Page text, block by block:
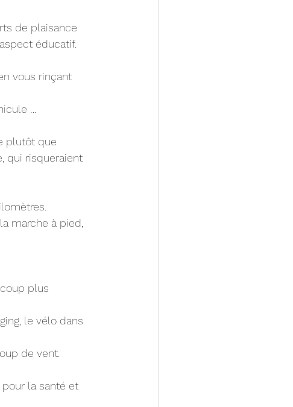
de plaisance
éducatif.
vous rinçant
…
plutôt que
qui risqueraient
marche à pied,
plus
le vélo dans
de vent.
la santé et